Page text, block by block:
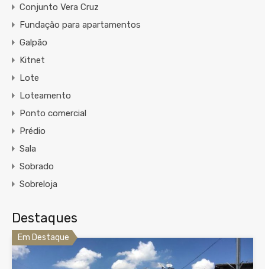
Conjunto Vera Cruz
Fundação para apartamentos
Galpão
Kitnet
Lote
Loteamento
Ponto comercial
Prédio
Sala
Sobrado
Sobreloja
Destaques
Em Destaque